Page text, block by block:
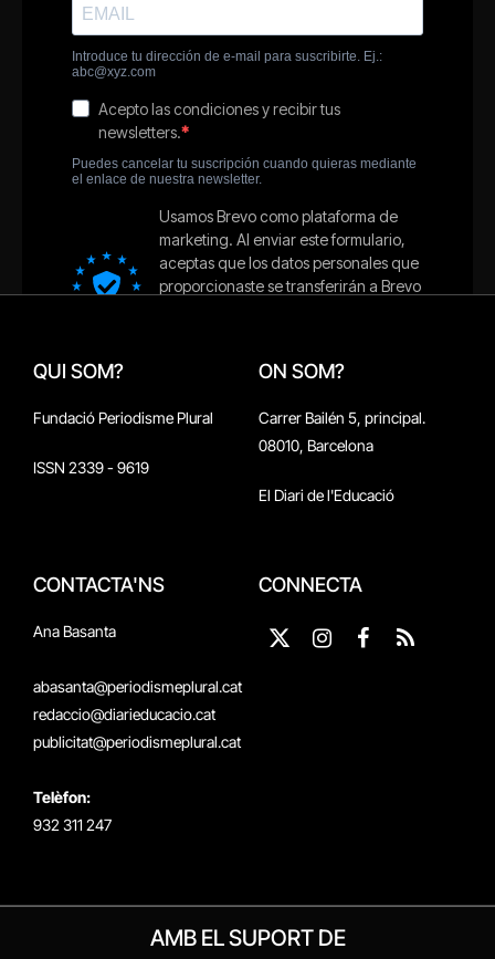
QUI SOM?
Fundació Periodisme Plural
ISSN 2339 - 9619
ON SOM?
Carrer Bailén 5, principal.
08010, Barcelona
El Diari de l'Educació
CONTACTA'NS
Ana Basanta
abasanta@periodismeplural.cat
redaccio@diarieducacio.cat
publicitat@periodismeplural.cat
Telèfon:
932 311 247
CONNECTA
X
Instagram
Facebook
RSS
AMB EL SUPORT DE